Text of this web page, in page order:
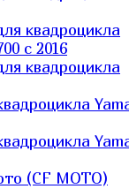
квадроцикла
с 2016
квадроцикла
(CF MOTO)